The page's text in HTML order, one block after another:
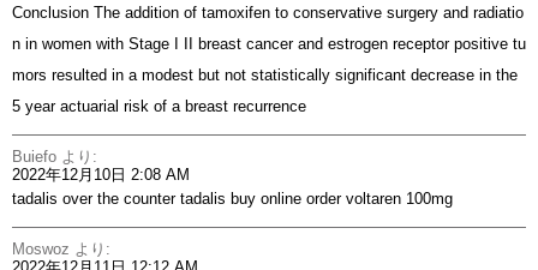
Conclusion The addition of tamoxifen to conservative surgery and radiatio
n in women with Stage I II breast cancer and estrogen receptor positive tu
mors resulted in a modest but not statistically significant decrease in the
5 year actuarial risk of a breast recurrence
Buiefo より:
2022年12月10日 2:08 AM
tadalis over the counter tadalis buy online order voltaren 100mg
Moswoz より: